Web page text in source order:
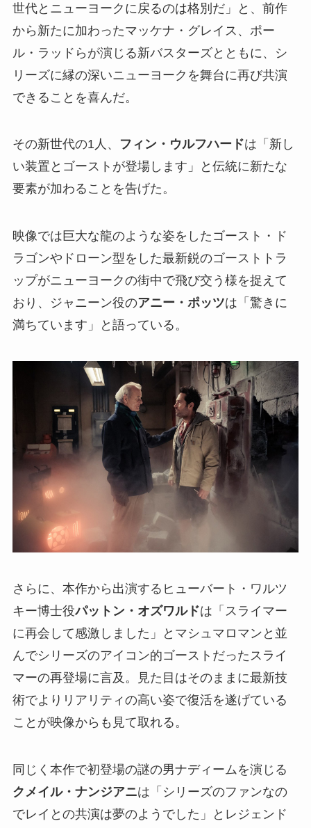
世代とニューヨークに戻るのは格別だ」と、前作
から新たに加わったマッケナ・グレイス、ポー
ル・ラッドらが演じる新バスターズとともに、シ
リーズに縁の深いニューヨークを舞台に再び共演
できることを喜んだ。
その新世代の1人、 フィン・ウルフハードは「新し
い装置とゴーストが登場します」と伝統に新たな
要素が加わることを告げた。
映像では巨大な龍のような姿をしたゴースト・ド
ラゴンやドローン型をした最新鋭のゴーストトラ
ップがニューヨークの街中で飛び交う様を捉えて
おり、ジャニーン役のアニー・ポッツは「驚きに
満ちています」と語っている。
さらに、本作から出演するヒューバート・ワルツ
キー博士役パットン・オズワルドは「スライマー
に再会して感激しました」とマシュマロマンと並
んでシリーズのアイコン的ゴーストだったスライ
マーの再登場に言及。見た目はそのままに最新技
術でよりリアリティの高い姿で復活を遂げている
ことが映像からも見て取れる。
同じく本作で初登場の謎の男ナディームを演じる
クメイル・ナンジアニは「シリーズのファンなの
でレイとの共演は夢のようでした」とレジェンド